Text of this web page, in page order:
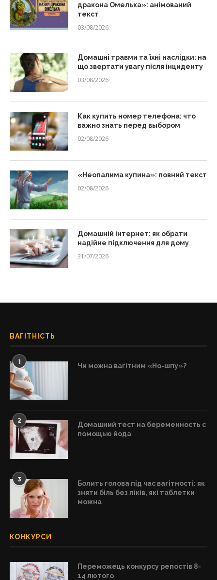
дракона Омелька»: анімований
текст
03/08/2026
Домашні травми та їхні наслідки: на
що звертати увагу після інциденту
03/08/2026
Как купить номер телефона: что
важно знать перед выбором
02/08/2026
«Неопалима купина»: повний текст
02/08/2026
Домашній інтернет: як обрати
надійне підключення для дому
31/07/2026
ВАГІТНІСТЬ
1 Чи можна вагітним «Но-шпу»?
2
Домашний тест на беременность с
помощью йода
3
Болить голова під час вагітності: як
зняти біль без ліків, які таблетки
можна
КОНКУРСИ
Переможець конкурсу репостів 8-
14 лютого